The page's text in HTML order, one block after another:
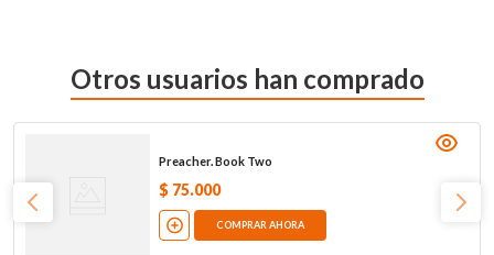
Otros usuarios han comprado
Preacher. Book Two
$ 75.000
COMPRAR AHORA